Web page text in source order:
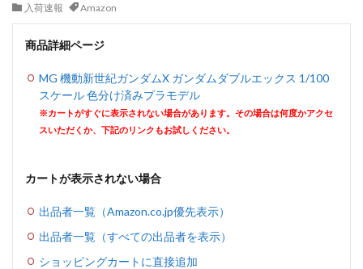
入荷速報
Amazon
商品詳細ページ
MG 機動新世紀ガンダムX ガンダムダブルエックス 1/100
スケール 色分け済みプラモデル
※カートがすぐに表示されない場合があります。その場合は何度かアクセ
スいただくか、下記のリンクもお試しください。
カートが表示されない場合
出品者一覧（Amazon.co.jp優先表示）
出品者一覧（すべての出品者を表示）
ショッピングカートに直接追加